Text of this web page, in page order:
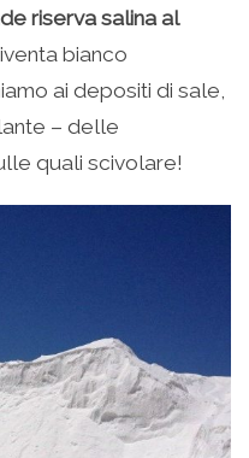
riserva salina al
bianco
ai depositi di sale,
– delle
quali scivolare!